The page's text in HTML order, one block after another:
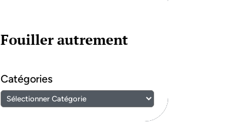
Fouiller autrement
Catégories